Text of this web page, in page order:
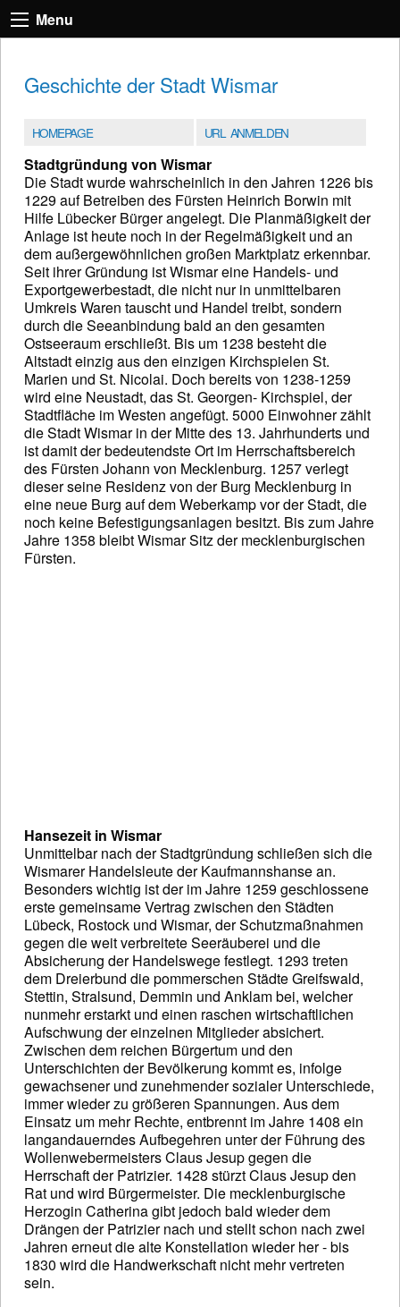
Menu
Geschichte der Stadt Wismar
HOMEPAGE URL ANMELDEN
Stadtgründung von Wismar
Die Stadt wurde wahrscheinlich in den Jahren 1226 bis
1229 auf Betreiben des Fürsten Heinrich Borwin mit
Hilfe Lübecker Bürger angelegt. Die Planmäßigkeit der
Anlage ist heute noch in der Regelmäßigkeit und an
dem außergewöhnlichen großen Marktplatz erkennbar.
Seit ihrer Gründung ist Wismar eine Handels- und
Exportgewerbestadt, die nicht nur in unmittelbaren
Umkreis Waren tauscht und Handel treibt, sondern
durch die Seeanbindung bald an den gesamten
Ostseeraum erschließt. Bis um 1238 besteht die
Altstadt einzig aus den einzigen Kirchspielen St.
Marien und St. Nicolai. Doch bereits von 1238-1259
wird eine Neustadt, das St. Georgen- Kirchspiel, der
Stadtfläche im Westen angefügt. 5000 Einwohner zählt
die Stadt Wismar in der Mitte des 13. Jahrhunderts und
ist damit der bedeutendste Ort im Herrschaftsbereich
des Fürsten Johann von Mecklenburg. 1257 verlegt
dieser seine Residenz von der Burg Mecklenburg in
eine neue Burg auf dem Weberkamp vor der Stadt, die
noch keine Befestigungsanlagen besitzt. Bis zum Jahre
Jahre 1358 bleibt Wismar Sitz der mecklenburgischen
Fürsten.
Hansezeit in Wismar
Unmittelbar nach der Stadtgründung schließen sich die
Wismarer Handelsleute der Kaufmannshanse an.
Besonders wichtig ist der im Jahre 1259 geschlossene
erste gemeinsame Vertrag zwischen den Städten
Lübeck, Rostock und Wismar, der Schutzmaßnahmen
gegen die weit verbreitete Seeräuberei und die
Absicherung der Handelswege festlegt. 1293 treten
dem Dreierbund die pommerschen Städte Greifswald,
Stettin, Stralsund, Demmin und Anklam bei, welcher
nunmehr erstarkt und einen raschen wirtschaftlichen
Aufschwung der einzelnen Mitglieder absichert.
Zwischen dem reichen Bürgertum und den
Unterschichten der Bevölkerung kommt es, infolge
gewachsener und zunehmender sozialer Unterschiede,
immer wieder zu größeren Spannungen. Aus dem
Einsatz um mehr Rechte, entbrennt im Jahre 1408 ein
langandauerndes Aufbegehren unter der Führung des
Wollenwebermeisters Claus Jesup gegen die
Herrschaft der Patrizier. 1428 stürzt Claus Jesup den
Rat und wird Bürgermeister. Die mecklenburgische
Herzogin Catherina gibt jedoch bald wieder dem
Drängen der Patrizier nach und stellt schon nach zwei
Jahren erneut die alte Konstellation wieder her - bis
1830 wird die Handwerkschaft nicht mehr vertreten
sein.